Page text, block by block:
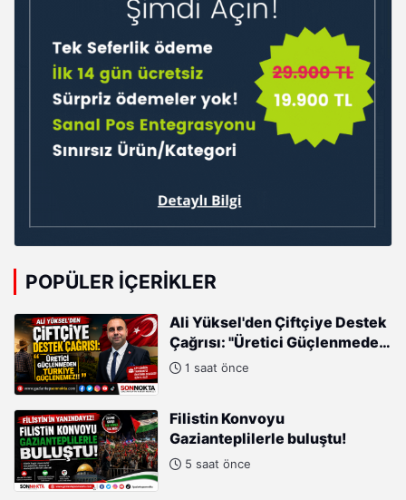
POPÜLER İÇERIKLER
Ali Yüksel'den Çiftçiye Destek
Çağrısı: "Üretici Güçlenmeden
Türkiye Güçlenemez!"
1 saat önce
Filistin Konvoyu
Gazianteplilerle buluştu!
5 saat önce